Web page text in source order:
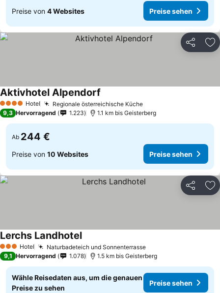
Preise von 4 Websites Preise sehen
Teilen
4 Sterne Hotel Regionale österreichische Küche
Aktivhotel Alpendorf
9,3 Hervorragend 1.223 1.1 km bis Geisterberg
Ab 244 €
Preise von 10 Websites Preise sehen
Teilen
3 SterneHotel Naturbadeteich und Sonnenterrasse
Lerchs Landhotel
9,1 Hervorragend 1.078 1.5 km bis Geisterberg
Wähle Reisedaten aus, um die genauen
Preise zu sehen
Preise sehen